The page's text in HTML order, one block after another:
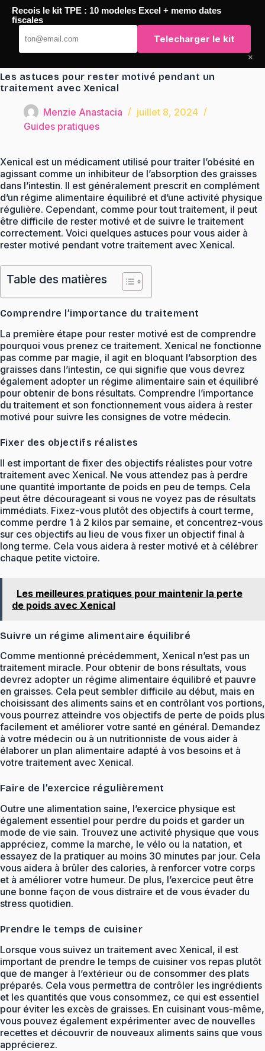
Passer
contenu
TaqTaq
Les astuces pour rester motivé pendant un
traitement avec Xenical
Menzie Anastacia
juillet 8, 2024
Guides pratiques
Xenical est un médicament utilisé pour traiter l’obésité en
agissant comme un inhibiteur de l’absorption des graisses
dans l’intestin. Il est généralement prescrit en complément
d’un régime alimentaire équilibré et d’une activité physique
régulière. Cependant, comme pour tout traitement, il peut
être difficile de rester motivé et de suivre le traitement
correctement. Voici quelques astuces pour vous aider à
rester motivé pendant votre traitement avec Xenical.
Table des matières
Comprendre l’importance du traitement
La première étape pour rester motivé est de comprendre
pourquoi vous prenez ce traitement. Xenical ne fonctionne
pas comme par magie, il agit en bloquant l’absorption des
graisses dans l’intestin, ce qui signifie que vous devrez
également adopter un régime alimentaire sain et équilibré
pour obtenir de bons résultats. Comprendre l’importance
du traitement et son fonctionnement vous aidera à rester
motivé pour suivre les consignes de votre médecin.
Fixer des objectifs réalistes
Il est important de fixer des objectifs réalistes pour votre
traitement avec Xenical. Ne vous attendez pas à perdre
une quantité importante de poids en peu de temps. Cela
peut être décourageant si vous ne voyez pas de résultats
immédiats. Fixez-vous plutôt des objectifs à court terme,
comme perdre 1 à 2 kilos par semaine, et concentrez-vous
sur ces objectifs au lieu de vous fixer un objectif final à
long terme. Cela vous aidera à rester motivé et à célébrer
chaque petite victoire.
Les meilleures pratiques pour maintenir la perte
de poids avec Xenical
Suivre un régime alimentaire équilibré
Comme mentionné précédemment, Xenical n’est pas un
traitement miracle. Pour obtenir de bons résultats, vous
devrez adopter un régime alimentaire équilibré et pauvre
en graisses. Cela peut sembler difficile au début, mais en
choisissant des aliments sains et en contrôlant vos portions,
vous pourrez atteindre vos objectifs de perte de poids plus
facilement et améliorer votre santé en général. Demandez
à votre médecin ou à un nutritionniste de vous aider à
élaborer un plan alimentaire adapté à vos besoins et à
votre traitement avec Xenical.
Faire de l’exercice régulièrement
Outre une alimentation saine, l’exercice physique est
également essentiel pour perdre du poids et garder un
mode de vie sain. Trouvez une activité physique que vous
appréciez, comme la marche, le vélo ou la natation, et
essayez de la pratiquer au moins 30 minutes par jour. Cela
vous aidera à brûler des calories, à renforcer votre corps
et à améliorer votre humeur. De plus, l’exercice peut être
une bonne façon de vous distraire et de vous évader du
stress quotidien.
Prendre le temps de cuisiner
Lorsque vous suivez un traitement avec Xenical, il est
important de prendre le temps de cuisiner vos repas plutôt
que de manger à l’extérieur ou de consommer des plats
préparés. Cela vous permettra de contrôler les ingrédients
et les quantités que vous consommez, ce qui est essentiel
pour éviter les excès de graisses. En cuisinant vous-même,
vous pouvez également expérimenter avec de nouvelles
recettes et découvrir de nouveaux aliments sains que vous
apprécierez.
Recois le kit TPE : 10 modeles Excel + memo dates
fiscales
Telecharger le kit
×